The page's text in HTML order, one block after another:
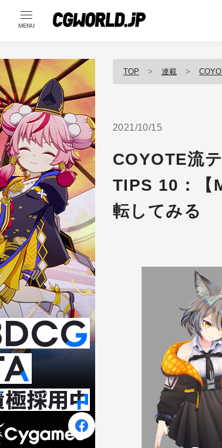
MENU
TOP 連載
2021/10/15
COYOTE流
TIPS 10：【
転してみる